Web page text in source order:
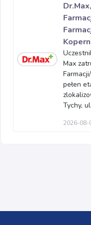
Max
pełen
Tychy,
2026-08-